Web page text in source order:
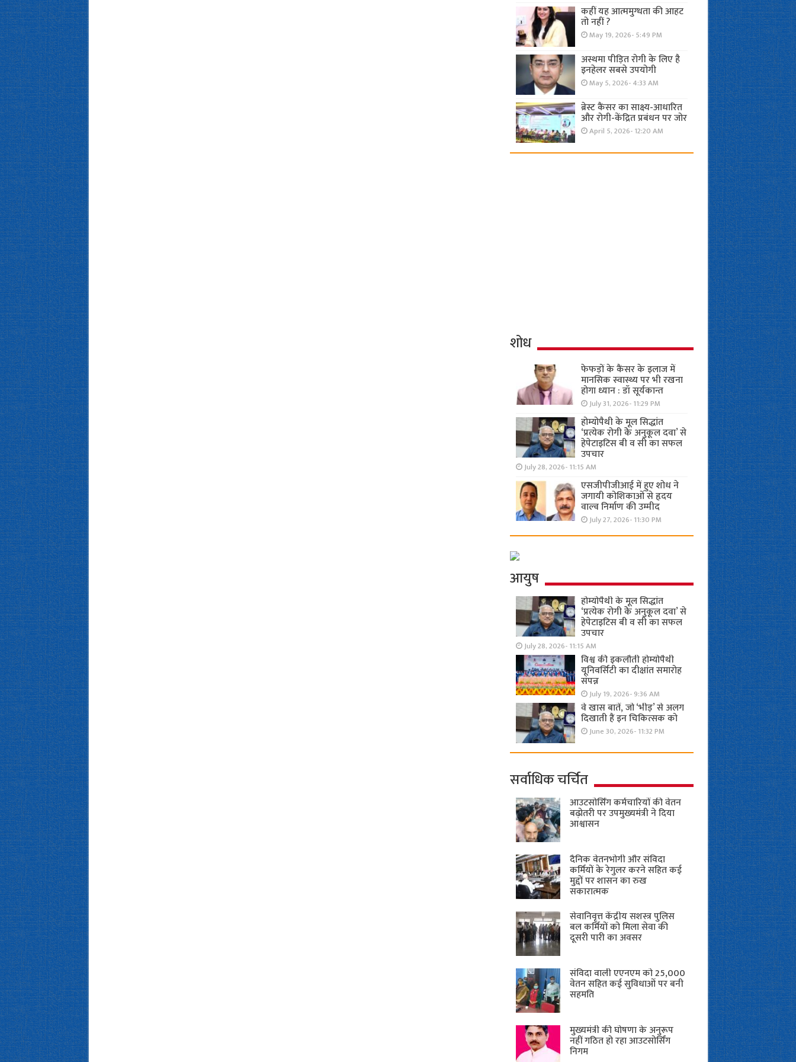
कहीं यह आत्ममुग्धता की आहट
तो नहीं ?
May 19, 2026- 5:49 PM
अस्थमा पीड़ित रोगी के लिए है
इनहेलर सबसे उपयोगी
May 5, 2026- 4:33 AM
ब्रेस्ट कैंसर का साक्ष्य-आधारित
और रोगी-केंद्रित प्रबंधन पर जोर
April 5, 2026- 12:20 AM
शोध
फेफड़ों के कैंसर के इलाज में
मानसिक स्वास्थ्य पर भी रखना
होगा ध्यान : डॉ सूर्यकान्त
July 31, 2026- 11:29 PM
होम्योपैथी के मूल सिद्धांत
‘प्रत्येक रोगी केे अनुकूल दवा’ से
हेपेटाइटिस बी व सी का सफल
उपचार
July 28, 2026- 11:15 AM
एसजीपीजीआई में हुए शोध ने
जगायी कोशिकाओं से हृदय
वाल्व निर्माण की उम्मीद
July 27, 2026- 11:30 PM
आयुष
होम्योपैथी के मूल सिद्धांत
‘प्रत्येक रोगी केे अनुकूल दवा’ से
हेपेटाइटिस बी व सी का सफल
उपचार
July 28, 2026- 11:15 AM
विश्व की इकलौती होम्योपैथी
यूनिवर्सिटी का दीक्षांत समारोह
संपन्न
July 19, 2026- 9:36 AM
वे खास बातें, जो ‘भीड़’ से अलग
दिखाती हैं इन चिकित्सक को
June 30, 2026- 11:32 PM
सर्वाधिक चर्चित
आउटसोर्सिंग कर्मचारियों की वेतन
बढ़ोतरी पर उपमुख्यमंत्री ने दिया
आश्वासन
दैनिक वेतनभोगी और संविदा
कर्मियों के रेगुलर करने सहित कई
मुद्दों पर शासन का रुख
सकारात्मक
सेवानिवृत्त केंद्रीय सशस्त्र पुलिस
बल ​कर्मियों को मिला सेवा की
दूसरी पारी का अवसर
संविदा वाली एएनएम को 25,000
वेतन सहित कई सुविधाओं पर बनी
सहमति
मुख्यमंत्री की घोषणा के अनुरूप
नहीं गठित हो रहा आउटसोर्सिंग
निगम